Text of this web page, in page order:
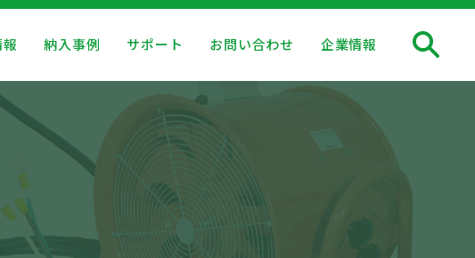
納入事例 サポート お問い合わせ 企業情報